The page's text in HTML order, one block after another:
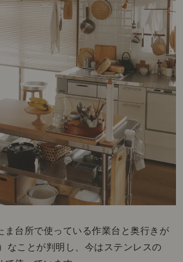
ま台所で使っている作業台と奥行きが
なことが判明し、今はステンレスの